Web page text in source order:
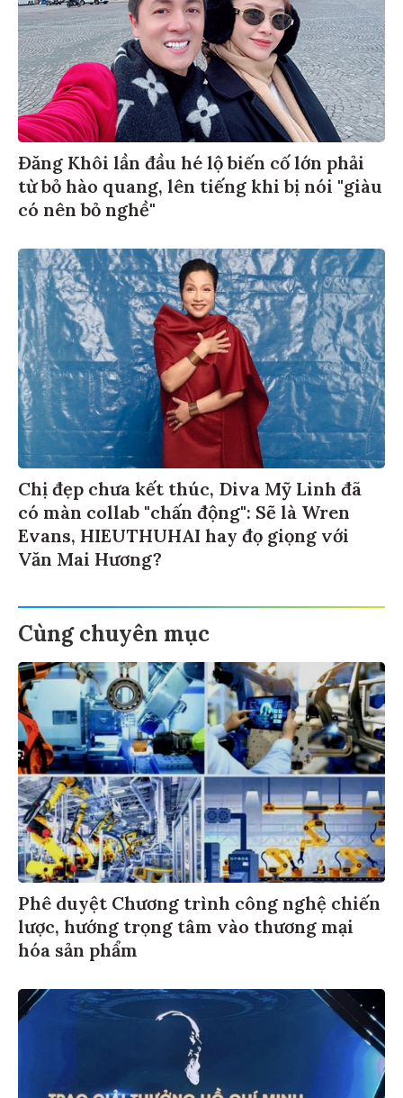
Đăng Khôi lần đầu hé lộ biến cố lớn phải
từ bỏ hào quang, lên tiếng khi bị nói "giàu
có nên bỏ nghề"
Chị đẹp chưa kết thúc, Diva Mỹ Linh đã
có màn collab "chấn động": Sẽ là Wren
Evans, HIEUTHUHAI hay đọ giọng với
Văn Mai Hương?
Cùng chuyên mục
Phê duyệt Chương trình công nghệ chiến
lược, hướng trọng tâm vào thương mại
hóa sản phẩm